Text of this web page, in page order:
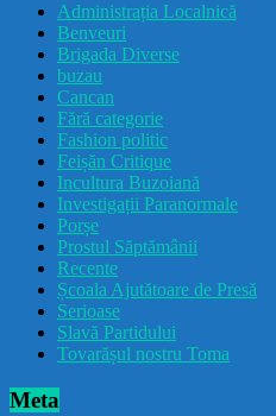
Administrația Localnică
Benveuri
Brigada Diverse
buzau
Cancan
Fără categorie
Fashion politic
Feișăn Critique
Incultura Buzoiană
Investigații Paranormale
Porșe
Prostul Săptămânii
Recente
Școala Ajutătoare de Presă
Serioase
Slavă Partidului
Tovarășul nostru Toma
Meta